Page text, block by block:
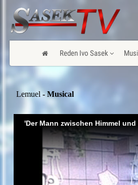
Reden Ivo Sasek
Lemuel - Musical
'Der Mann zwischen Himmel und